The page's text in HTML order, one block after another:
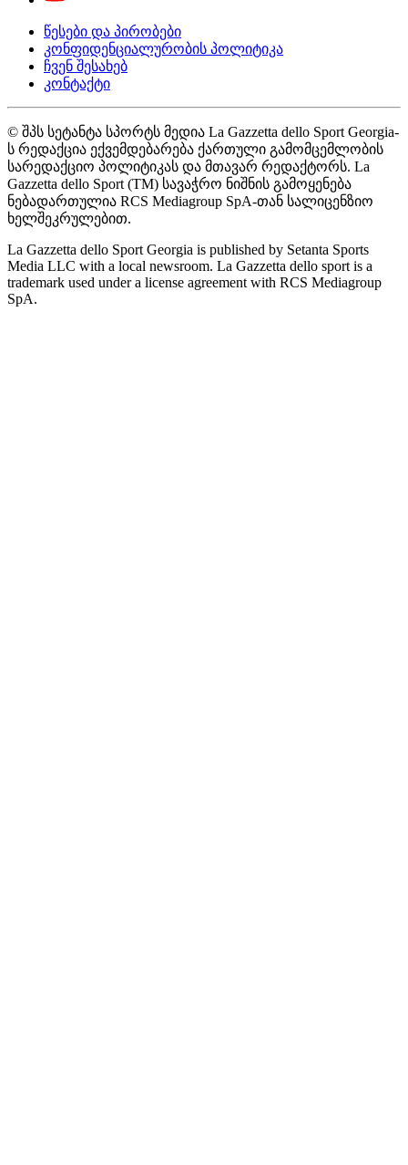
წესები და პირობები
კონფიდენციალურობის პოლიტიკა
ჩვენ შესახებ
კონტაქტი
© შპს სეტანტა სპორტს მედია La Gazzetta dello Sport Georgia-
ს რედაქცია ექვემდებარება ქართული გამომცემლობის
სარედაქციო პოლიტიკას და მთავარ რედაქტორს. La
Gazzetta dello Sport (TM) სავაჭრო ნიშნის გამოყენება
ნებადართულია RCS Mediagroup SpA-თან სალიცენზიო
ხელშეკრულებით.
La Gazzetta dello Sport Georgia is published by Setanta Sports
Media LLC with a local newsroom. La Gazzetta dello sport is a
trademark used under a license agreement with RCS Mediagroup
SpA.